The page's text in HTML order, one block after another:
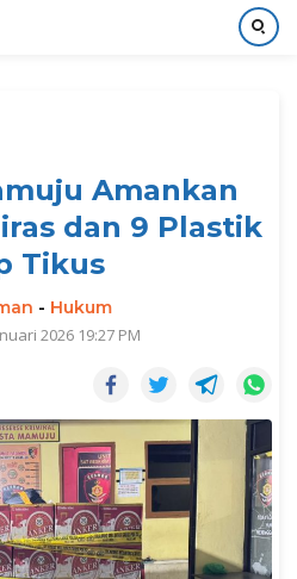
Amankan
dan 9 Plastik
Tikus
- Hukum
2026 19:27 PM